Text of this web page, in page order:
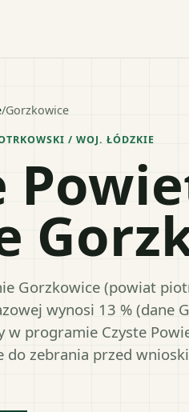
/Gorzkowice
/ WOJ. ŁÓDZKIE
Gorzkowice (powiat
wynosi 13 % (dane
programie Czyste
do zebrania przed